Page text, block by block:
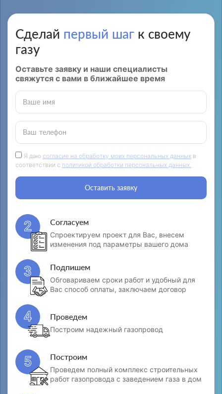
Сделай первый шаг к своему
газу
Оставьте заявку и наши специалисты
свяжутся с вами в ближайшее время
Ваше имя
Ваш телефон
Я даю согласие на обработку моих персональных данных в
соответствии с политикой обработки персональных данных.
Оставить заявку
2 Согласуем
Спроектируем проект для Вас, внесем
изменения под параметры вашего дома
3 Подпишем
Обговариваем сроки работ и удобный для
Вас способ оплаты, заключаем договор
4 Проведем
Построим надежный газопровод
5 Построим
Проведем полный комплекс строительных
работ газопровода с заведением газа в дом